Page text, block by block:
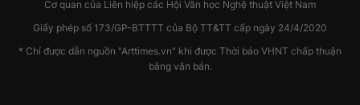
Cơ quan của Liên hiệp các Hội Văn học Nghệ thuật Việt Nam
Giấy phép số 173/GP-BTTTT của Bộ TT&TT cấp ngày 24/4/2020
* Chỉ được dẫn nguồn "Arttimes.vn" khi được Thời báo VHNT chấp thuận
bằng văn bản.